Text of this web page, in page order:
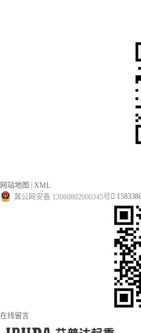
网站地图 | XML
冀公网安备 13060802000345号
在线留言